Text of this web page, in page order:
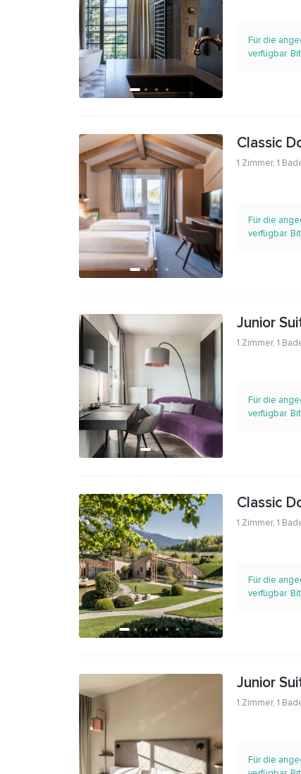
Für die
verfügbar.
Classic
1 Zimmer, 1
Für die
verfügbar.
Junior
1 Zimmer, 1
Für die
verfügbar.
Classic
1 Zimmer, 1
Für die
verfügbar.
Junior
1 Zimmer, 1
Für die